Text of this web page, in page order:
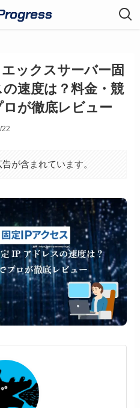
エックスサーバー固
速度は？料金・競
が徹底レビュー
22
が含まれています。